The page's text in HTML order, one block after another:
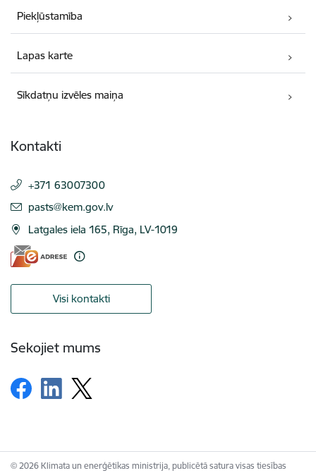
Piekļūstamība
Lapas karte
Sīkdatņu izvēles maiņa
Kontakti
+371 63007300
E-pasts:
pasts@kem.gov.lv
Latgales iela 165, Rīga, LV-1019
Visi kontakti
Sekojiet mums
© 2026 Klimata un enerģētikas ministrija, publicētā satura visas tiesības